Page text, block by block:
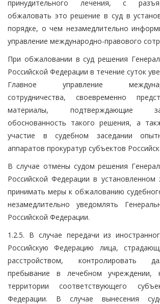
принудительного лечения, с
обжаловать это решение в суд в
порядке, о чем незамедлительно
управление международно-правового
При обжаловании в суд решения
Российской Федерации в течение суток
Главное управление
сотрудничества, своевременно
материалы, подтверждающие
обоснованность такого решения, а
участие в судебном заседании
аппаратов прокуратур субъектов
В случае отмены судом решения
Российской Федерации в установленном
принимать меры к обжалованию
незамедлительно уведомлять
Российской Федерации.
1.2.5. В случае передачи из
Российскую Федерацию лица,
расстройством, контролировать
пребывание в лечебном учреждении,
территории соответствующего
Федерации. В случае вынесения